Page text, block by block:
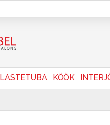
LASTETUBA KÖÖK